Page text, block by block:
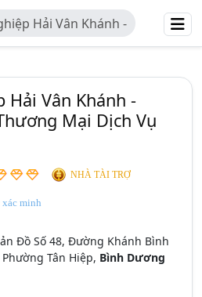
Hải Vân Khánh -
Thương Mại Dịch Vụ
Hải Vân Khánh -
Mại Dịch Vụ
NHÀ TÀI TRỢ
minh
Đồ Số 48, Đường Khánh Bình
Tân Hiệp, Bình Dương